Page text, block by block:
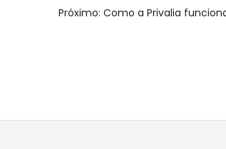
Próximo: Como a Privalia